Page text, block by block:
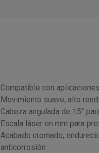
Compatible con
Movimiento suave, alto
Cabeza angulada de 15°
Escala láser en mm para
Acabado cromado,
anticorrosión